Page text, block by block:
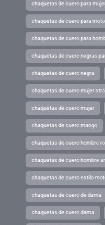
chaquetas de cuero para
chaquetas de cuero para moto
chaquetas de cuero para
chaquetas de cuero negras
chaquetas de cuero negra
chaquetas de cuero mujer
chaquetas de cuero mujer
chaquetas de cuero mango
chaquetas de cuero hombre
chaquetas de cuero hombre
chaquetas de cuero estilo
chaquetas de cuero de dama
chaquetas de cuero dama